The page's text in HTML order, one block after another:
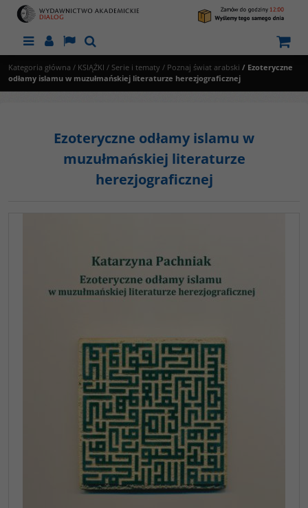
MenuPanelLangSzukaj
Kategoria główna / KSIĄŻKI / Serie i tematy / Poznaj świat arabski / Ezoteryczne
odłamy islamu w muzułmańskiej literaturze herezjograficznej
Ezoteryczne odłamy islamu w
muzułmańskiej literaturze
herezjograficznej